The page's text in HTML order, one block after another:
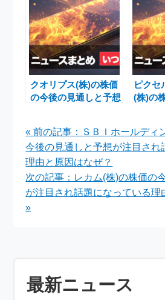
因はなぜ？
と原因
クオリプス(株)の株価
の今後の見通しと予想
ぜ？
ピクセ
(株)の
と原因
« 前の記事：ＳＢＩホールディ
今後の見通しと予想が注目され
理由と原因はなぜ？
次の記事：レカム(株)の株価の
が注目され話題になっている理
»
最新ニュース